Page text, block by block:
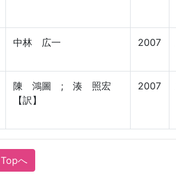
中林 広一 2007
陳 鴻圖 ; 湊 照宏
【訳】
2007
Topへ